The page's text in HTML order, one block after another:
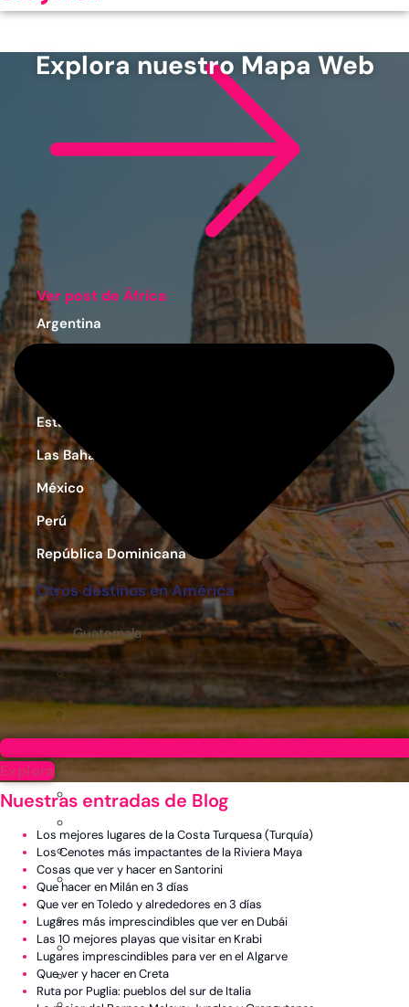
Ver post de África
Argentina
Estados Unidos
Las Bahamas
México
Perú
República Dominicana
Otros destinos en América
Guatemala
Explora nuestro Mapa Web
Explora
Nuestras entradas de Blog
Los mejores lugares de la Costa Turquesa (Turquía)
Los Cenotes más impactantes de la Riviera Maya
Cosas que ver y hacer en Santorini
Que hacer en Milán en 3 días
Que ver en Toledo y alrededores en 3 días
Lugares más imprescindibles que ver en Dubái
Las 10 mejores playas que visitar en Krabi
Lugares imprescindibles para ver en el Algarve
Que ver y hacer en Creta
Ruta por Puglia: pueblos del sur de Italia